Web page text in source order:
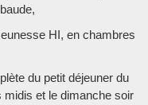
HI, en chambres
du petit déjeuner du
et le dimanche soir